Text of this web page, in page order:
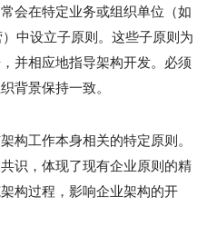
会在特定业务或组织单位（如
中设立子原则。这些子原则为
并相应地指导架构开发。必须
背景保持一致。
构工作本身相关的特定原则。
识，体现了现有企业原则的精
构过程，影响企业架构的开